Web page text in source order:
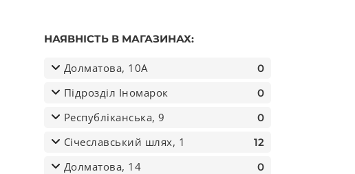
НАЯВНІСТЬ В МАГАЗИНАХ:
Долматова, 10А 0
Підрозділ Іномарок 0
Республіканська, 9 0
Січеславський шлях, 1 12
Долматова, 14 0